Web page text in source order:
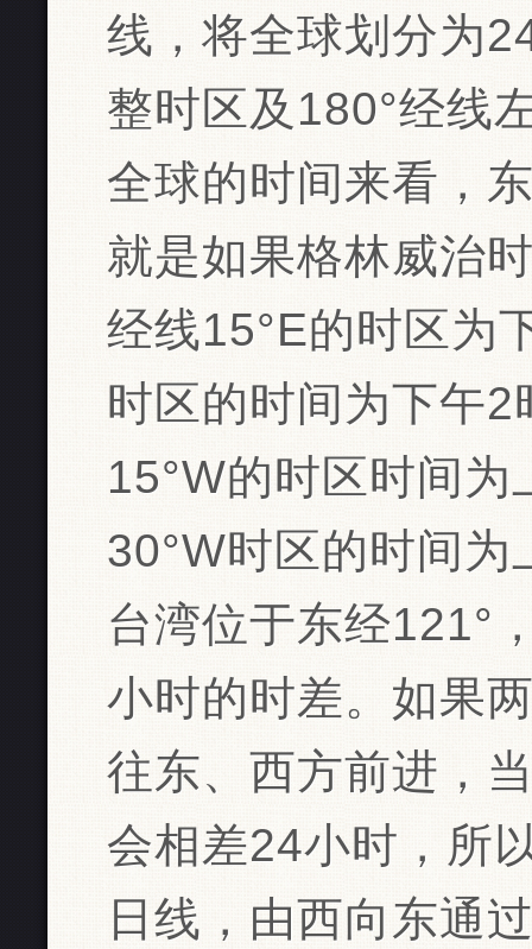
线，将全球划分为
整时区及180°经线
全球的时间来看，
就是如果格林威治
经线15°E的时区为
时区的时间为下午
15°W的时区时间
30°W时区的时间
台湾位于东经121°
小时的时差。如果
往东、西方前进，
会相差24小时，所
日线，由西向东通